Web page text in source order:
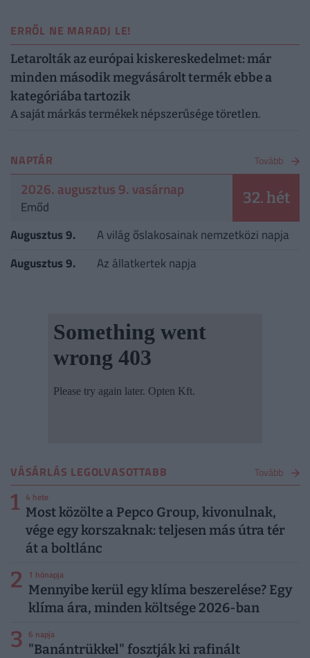
ERRŐL NE MARADJ LE!
Letarolták az európai kiskereskedelmet: már
minden második megvásárolt termék ebbe a
kategóriába tartozik
A saját márkás termékek népszerűsége töretlen.
NAPTÁR Tovább
2026. augusztus 9. vasárnap
Emőd 32. hét
Augusztus 9.
A világ őslakosainak nemzetközi napja
Augusztus 9.
Az állatkertek napja
VÁSÁRLÁS LEGOLVASOTTABB Tovább
1 4 hete
Most közölte a Pepco Group, kivonulnak,
vége egy korszaknak: teljesen más útra tér
át a boltlánc
2 1 hónapja
Mennyibe kerül egy klíma beszerelése? Egy
klíma ára, minden költsége 2026-ban
3 6 napja
"Banántrükkel" fosztják ki rafinált